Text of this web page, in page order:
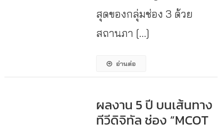
สุดของกลุ่มช่อง 3 ด้วย
สถานภา […]
อ่านต่อ
ผลงาน 5 ปี บนเส้นทาง
ทีวีดิจิทัล ช่อง “MCOT